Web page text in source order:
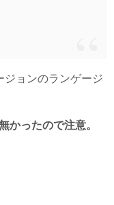
ジョンのランゲージ
かったので注意。